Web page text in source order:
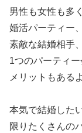
男性も女性も多
婚活パーティー
素敵な結婚相手
1つのパーティ
メリットもある
本気で結婚した
限りたくさんの